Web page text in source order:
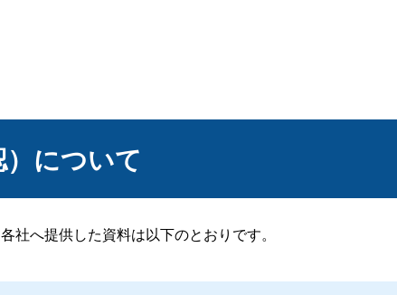
について
へ提供した資料は以下のとおりです。